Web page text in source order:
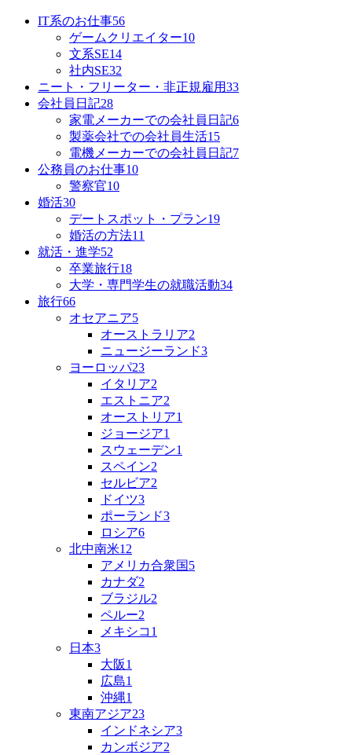
IT系のお仕事56
ゲームクリエイター10
文系SE14
社内SE32
ニート・フリーター・非正規雇用33
会社員日記28
家電メーカーでの会社員日記6
製薬会社での会社員生活15
電機メーカーでの会社員日記7
公務員のお仕事10
警察官10
婚活30
デートスポット・プラン19
婚活の方法11
就活・進学52
卒業旅行18
大学・専門学生の就職活動34
旅行66
オセアニア5
オーストラリア2
ニュージーランド3
ヨーロッパ23
イタリア2
エストニア2
オーストリア1
ジョージア1
スウェーデン1
スペイン2
セルビア2
ドイツ3
ポーランド3
ロシア6
北中南米12
アメリカ合衆国5
カナダ2
ブラジル2
ペルー2
メキシコ 1
日本3
大阪1
広島1
沖縄1
東南アジア23
インドネシア3
カンボジア2